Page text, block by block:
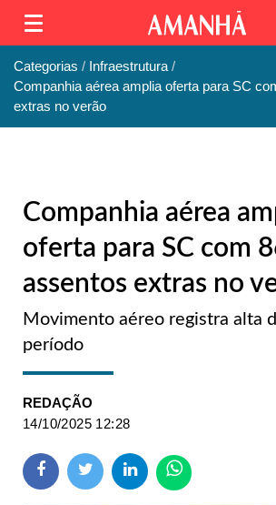
Categorias
Infraestrutura
Companhia aérea amplia oferta para SC
extras no verão
Companhia aérea
oferta para SC com
assentos extras no
Movimento aéreo registra alta
período
REDAÇÃO
14/10/2025 12:28